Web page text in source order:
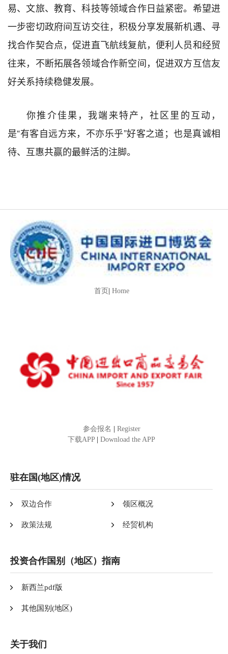
易、文旅、教育、科技等领域合作日益紧密。希望进
一步密切政府间互访交往，积极分享发展新机遇、寻
找合作契合点，促进直飞航线复航，便利人员和经贸
往来，不断拓展各领域合作新空间，促进双方互信友
好关系持续稳健发展。
你推介佳果，我端来特产，社区里的互动，
是“有客自远方来，不亦乐乎”好客之道；也是真诚相
待、互惠共赢的最鲜活的注脚。
首页| Home
参会报名
Register
下载APP
Download the APP
驻在国(地区)情况
双边合作 领区概况
政策法规 经贸机构
投资合作国别（地区）指南
新西兰pdf版
其他国别(地区)
关于我们